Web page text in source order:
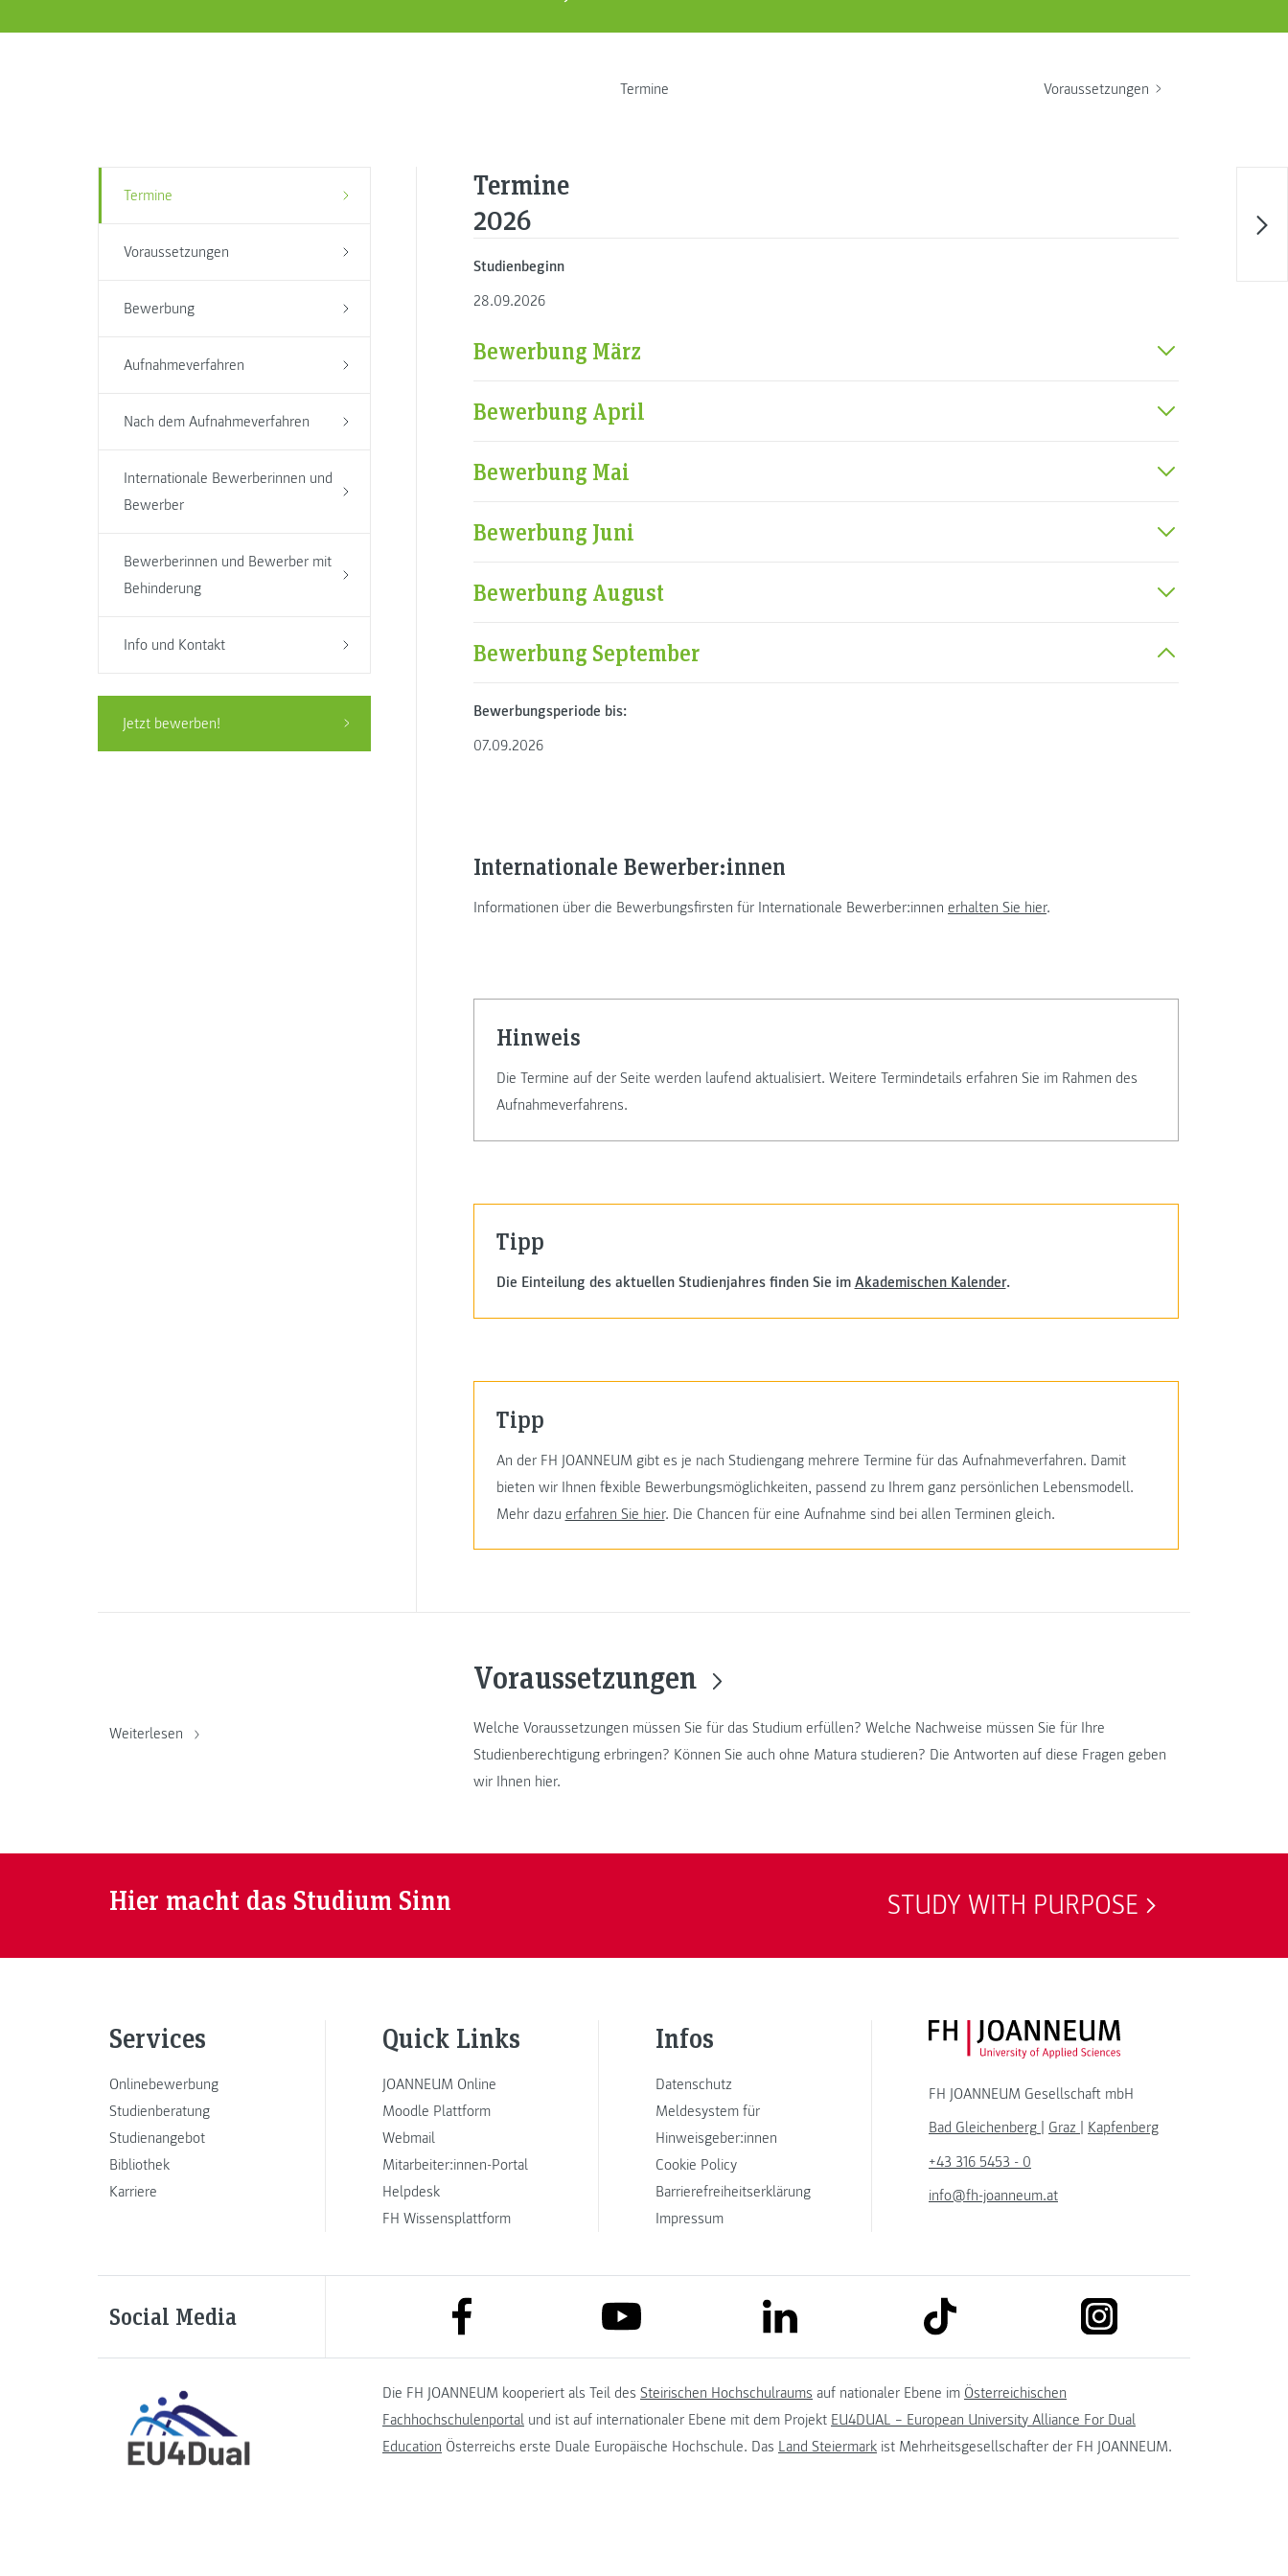
Termine Voraussetzungen
Termine
Voraussetzungen
Bewerbung
Aufnahmeverfahren
Nach dem Aufnahmeverfahren
Internationale Bewerberinnen und
Bewerber
Bewerberinnen und Bewerber mit
Behinderung
Info und Kontakt
Jetzt bewerben!
Termine
2026
Studienbeginn
28.09.2026
Bewerbung März
Bewerbung April
Bewerbung Mai
Bewerbung Juni
Bewerbung August
Bewerbung September
Bewerbungsperiode bis:
07.09.2026
Internationale Bewerber:innen
Informationen über die Bewerbungsfirsten für Internationale Bewerber:innen erhalten Sie hier.
Hinweis
Die Termine auf der Seite werden laufend aktualisiert. Weitere Termindetails erfahren Sie im Rahmen des
Aufnahmeverfahrens.
Tipp
Die Einteilung des aktuellen Studienjahres finden Sie im Akademischen Kalender.
Tipp
An der FH JOANNEUM gibt es je nach Studiengang mehrere Termine für das Aufnahmeverfahren. Damit
bieten wir Ihnen flexible Bewerbungsmöglichkeiten, passend zu Ihrem ganz persönlichen Lebensmodell.
Mehr dazu erfahren Sie hier. Die Chancen für eine Aufnahme sind bei allen Terminen gleich.
Weiterlesen
Voraussetzungen
Welche Voraussetzungen müssen Sie für das Studium erfüllen? Welche Nachweise müssen Sie für Ihre
Studienberechtigung erbringen? Können Sie auch ohne Matura studieren? Die Antworten auf diese Fragen geben
wir Ihnen hier.
Hier macht das Studium Sinn STUDY WITH PURPOSE
Services
Onlinebewerbung
Studienberatung
Studienangebot
Bibliothek
Karriere
Quick Links
JOANNEUM Online
Moodle Plattform
Webmail
Mitarbeiter:innen-Portal
Helpdesk
FH Wissensplattform
Infos
Datenschutz
Meldesystem für
Hinweisgeber:innen
Cookie Policy
Barrierefreiheitserklärung
Impressum
FH JOANNEUM Logo
FH JOANNEUM Gesellschaft mbH
Bad Gleichenberg
Graz
Kapfenberg
+43 316 5453 - 0
info@fh-joanneum.at
Social Media link to facebook link to youtube link to linkedin link to tiktok
Die FH JOANNEUM kooperiert als Teil des Steirischen Hochschulraums auf nationaler Ebene im Österreichischen
Fachhochschulenportal und ist auf internationaler Ebene mit dem Projekt EU4DUAL – European University Alliance For Dual
Education Österreichs erste Duale Europäische Hochschule. Das Land Steiermark ist Mehrheitsgesellschafter der FH JOANNEUM.